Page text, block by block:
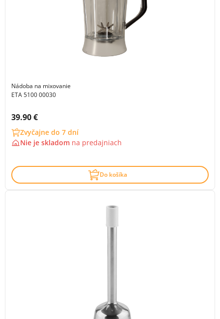
Nádoba na mixovanie
ETA 5100 00030
Cena s DPH:
39.90 €
Zvyčajne do 7 dní
Nie je skladom na predajniach
Do košíka